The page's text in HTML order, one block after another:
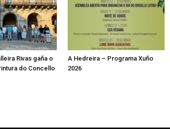
Rivas gaña o
do Concello
A Hedreira – Programa Xuño
2026